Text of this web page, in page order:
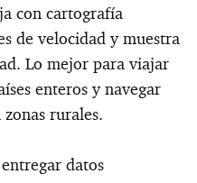
con cartografía
de velocidad y muestra
Lo mejor para viajar
enteros y navegar
rurales.
datos